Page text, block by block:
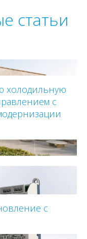
статьи
холодильную
с
с